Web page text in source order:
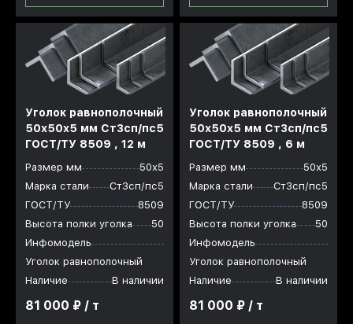
Уголок равнополочный
50x50x5 мм Ст3сп/пс5
ГОСТ/ТУ 8509 , 12 м
Размер мм
50х5
Марка стали
Ст3сп/пс5
ГОСТ/ТУ
8509
Высота полки уголка
50
Инфомодель
Уголок равнополочный
Наличие
В наличии
81 000 ₽ / т
Уголок равнополочный
50x50x5 мм Ст3сп/пс5
ГОСТ/ТУ 8509 , 6 м
Размер мм
50х5
Марка стали
Ст3сп/пс5
ГОСТ/ТУ
8509
Высота полки уголка
50
Инфомодель
Уголок равнополочный
Наличие
В наличии
81 000 ₽ / т